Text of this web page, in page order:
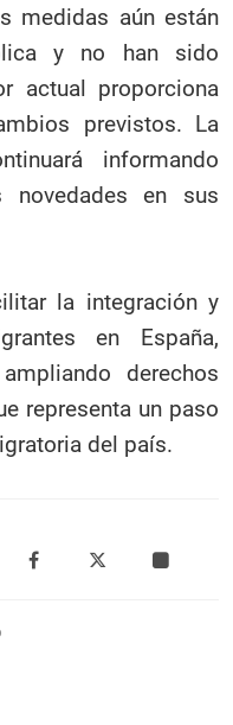
medidas aún están
y no han sido
actual proporciona
previstos. La
informando
en sus
la integración y
en España,
derechos
representa un paso
del país.